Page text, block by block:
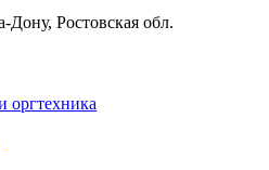
Дону, Ростовская обл.
оргтехника